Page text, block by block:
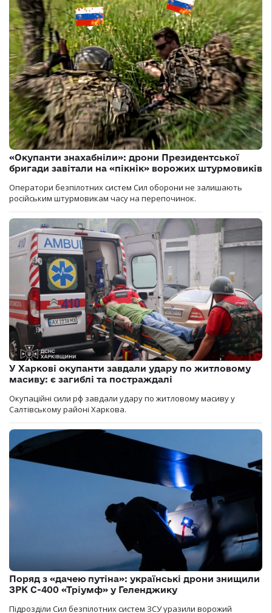
«Окупанти знахабніли»: дрони Президентської
бригади завітали на «пікнік» ворожих штурмовиків
Оператори безпілотних систем Сил оборони не залишають
російським штурмовикам часу на перепочинок.
У Харкові окупанти завдали удару по житловому
масиву: є загиблі та постраждалі
Окупаційні сили рф завдали удару по житловому масиву у
Салтівському районі Харкова.
Поряд з «дачею путіна»: українські дрони знищили
ЗРК С-400 «Тріумф» у Геленджику
Підрозділи Сил безпілотних систем ЗСУ уразили ворожий